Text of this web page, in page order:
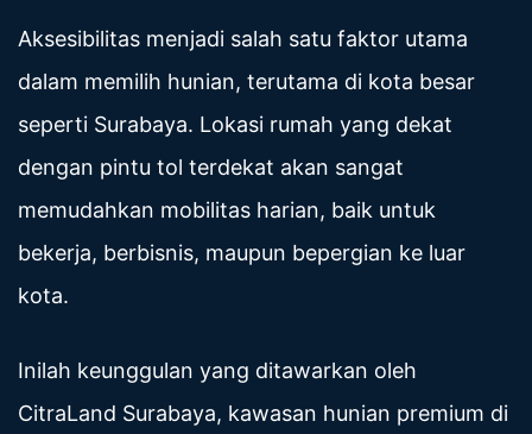
Aksesibilitas menjadi salah satu faktor utama
dalam memilih hunian, terutama di kota besar
seperti Surabaya. Lokasi rumah yang dekat
dengan pintu tol terdekat akan sangat
memudahkan mobilitas harian, baik untuk
bekerja, berbisnis, maupun bepergian ke luar
kota.
Inilah keunggulan yang ditawarkan oleh
CitraLand Surabaya, kawasan hunian premium di